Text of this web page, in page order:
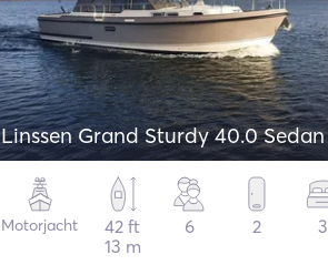
Linssen Grand Sturdy 40.0 Sedan
Motorjacht
42 ft
13 m
6 2 3